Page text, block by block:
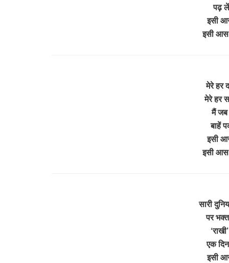
पढ़
इसी
इसी आस
मेरे हर
मेरे हर
मैं जब
बाहें
इसी
इसी आस
सारी
पर
एक
इसी